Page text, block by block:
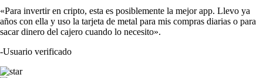
«Para invertir en cripto, esta es posiblemente la mejor app. Llevo ya
años con ella y uso la tarjeta de metal para mis compras diarias o para
sacar dinero del cajero cuando lo necesito».
-Usuario verificado